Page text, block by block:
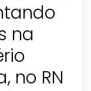
na
no RN